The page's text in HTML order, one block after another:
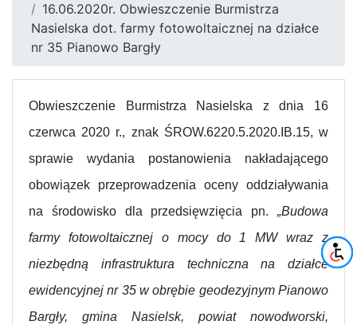
16.06.2020r. Obwieszczenie Burmistrza
Nasielska dot. farmy fotowoltaicznej na działce
nr 35 Pianowo Bargły
Obwieszczenie Burmistrza Nasielska z dnia 16
czerwca 2020 r., znak ŚROW.6220.5.2020.IB.15, w
sprawie wydania postanowienia nakładającego
obowiązek przeprowadzenia oceny oddziaływania
na środowisko dla przedsięwzięcia pn.„Budowa
farmy fotowoltaicznej o mocy do 1 MW wraz z
niezbędną infrastruktura techniczna na działce
ewidencyjnej nr 35 w obrębie geodezyjnym Pianowo
Bargły, gmina Nasielsk, powiat nowodworski,